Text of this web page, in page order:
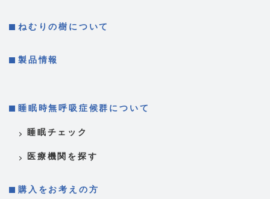
ねむりの樹について
製品情報
睡眠時無呼吸症候群について
睡眠チェック
医療機関を探す
購入をお考えの方